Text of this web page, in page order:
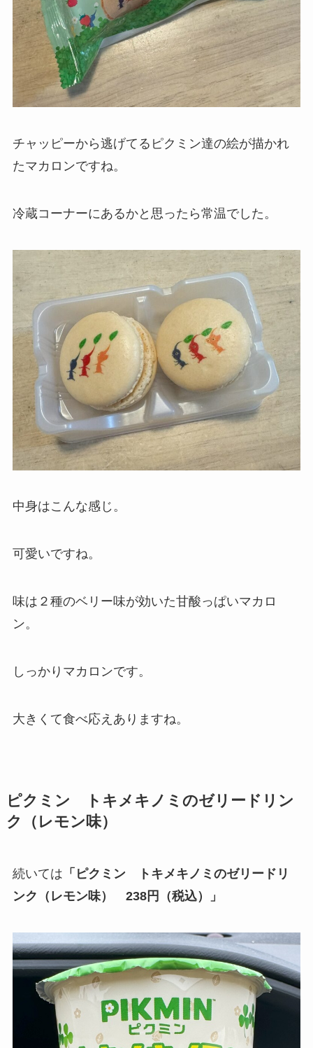
チャッピーから逃げてるピクミン達の絵が描かれ
たマカロンですね。
冷蔵コーナーにあるかと思ったら常温でした。
中身はこんな感じ。
可愛いですね。
味は２種のベリー味が効いた甘酸っぱいマカロ
ン。
しっかりマカロンです。
大きくて食べ応えありますね。
ピクミン トキメキノミのゼリードリン
ク（レモン味）
続いては 「ピクミン トキメキノミのゼリードリ
ンク（レモン味） 238円（税込）」